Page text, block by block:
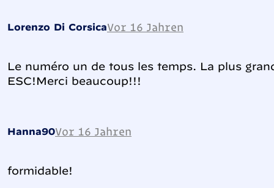
Lorenzo Di CorsicaVor 16 Jahren
Le numéro un de tous les temps. La plus
ESC!Merci beaucoup!!!
Hanna90Vor 16 Jahren
formidable!